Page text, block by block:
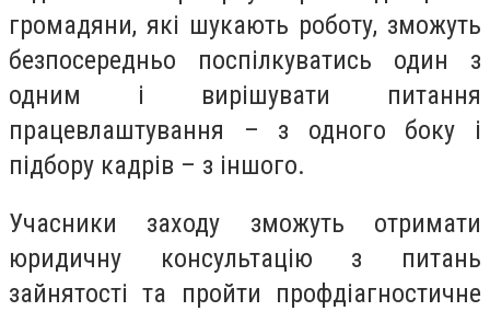
громадяни, які шукають роботу, зможуть
безпосередньо поспілкуватись один з
одним і вирішувати питання
працевлаштування – з одного боку і
підбору кадрів – з іншого.
Учасники заходу зможуть отримати
юридичну консультацію з питань
зайнятості та пройти профдіагностичне